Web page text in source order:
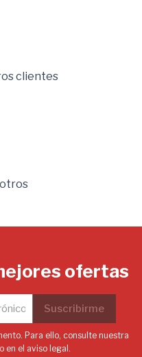
clientes
ofertas
Para ello, consulte nuestra
en el aviso legal.